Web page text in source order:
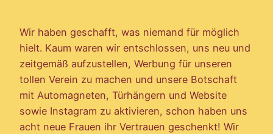
Wir haben geschafft, was niemand für möglich
hielt. Kaum waren wir entschlossen, uns neu und
zeitgemäß aufzustellen, Werbung für unseren
tollen Verein zu machen und unsere Botschaft
mit Automagneten, Türhängern und Website
sowie Instagram zu aktivieren, schon haben uns
acht neue Frauen ihr Vertrauen geschenkt! Wir